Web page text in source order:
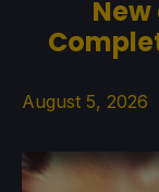
August 5, 2026